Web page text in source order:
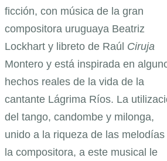
ficción, con música de la gran
compositora uruguaya Beatriz
Lockhart y libreto de Raúl Ciruja
Montero y está inspirada en
hechos reales de la vida de la
cantante Lágrima Ríos. La
del tango, candombe y milonga,
unido a la riqueza de las melodías
la compositora, a este musical le